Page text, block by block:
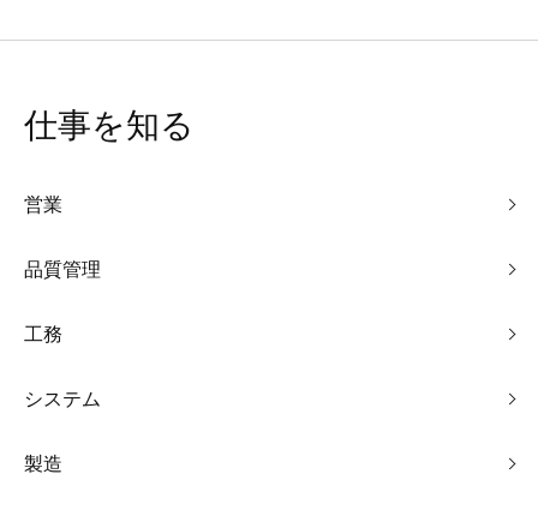
仕事を知る
営業
品質管理
工務
システム
製造